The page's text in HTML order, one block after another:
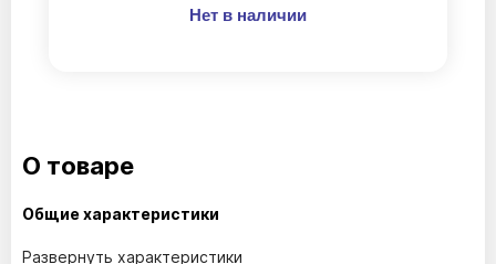
Нет в наличии
О товаре
Общие характеристики
Развернуть характеристики